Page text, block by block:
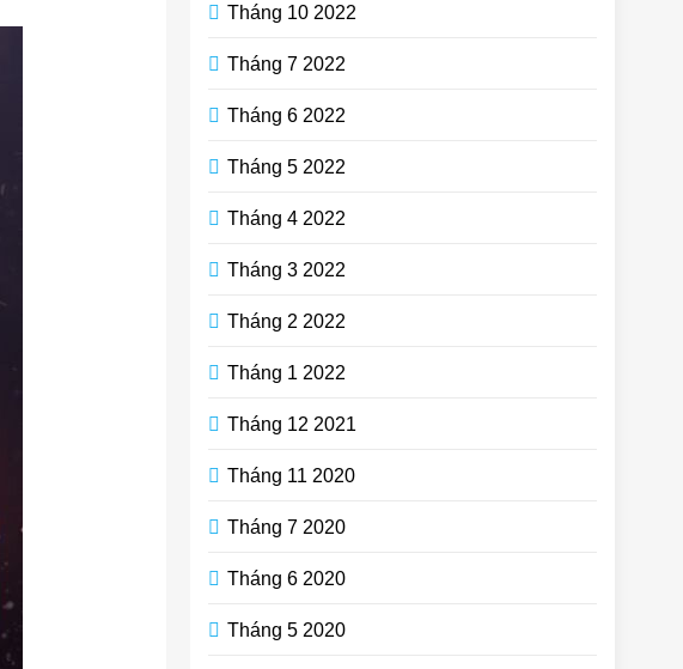
Tháng 10 2022
Tháng 7 2022
Tháng 6 2022
Tháng 5 2022
Tháng 4 2022
Tháng 3 2022
Tháng 2 2022
Tháng 1 2022
Tháng 12 2021
Tháng 11 2020
Tháng 7 2020
Tháng 6 2020
Tháng 5 2020